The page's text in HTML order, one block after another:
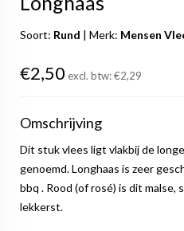
Soort: Rund | Merk: Mensen
€2,50 excl. btw:€2,29
Omschrijving
Dit stuk vlees ligt vlakbij de
genoemd. Longhaas is zeer
bbq . Rood (of rosé) is dit malse,
lekkerst.